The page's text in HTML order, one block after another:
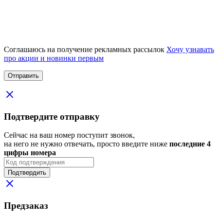
Соглашаюсь на получение рекламных рассылок Хочу узнавать
про акции и новинки первым
Подтвердите отправку
Сейчас на ваш номер поступит звонок,
на него не нужно отвечать, просто введите ниже последние 4
цифры номера
Подтвердить
Предзаказ